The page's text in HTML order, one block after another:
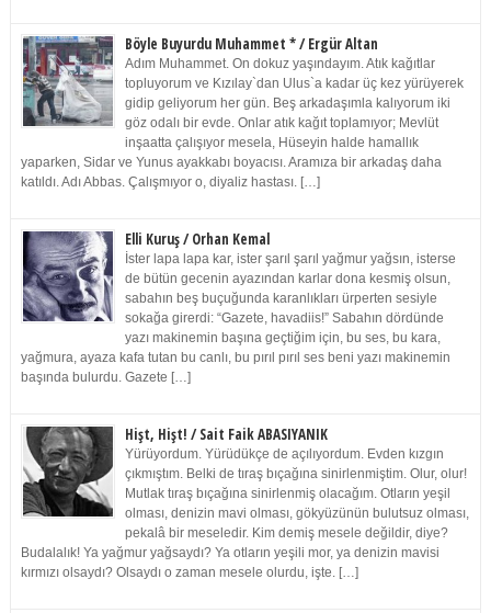
Böyle Buyurdu Muhammet * / Ergür Altan
Adım Muhammet. On dokuz yaşındayım. Atık kağıtlar
topluyorum ve Kızılay`dan Ulus`a kadar üç kez yürüyerek
gidip geliyorum her gün. Beş arkadaşımla kalıyorum iki
göz odalı bir evde. Onlar atık kağıt toplamıyor; Mevlüt
inşaatta çalışıyor mesela, Hüseyin halde hamallık
yaparken, Sidar ve Yunus ayakkabı boyacısı. Aramıza bir arkadaş daha
katıldı. Adı Abbas. Çalışmıyor o, diyaliz hastası. […]
Elli Kuruş / Orhan Kemal
İster lapa lapa kar, ister şarıl şarıl yağmur yağsın, isterse
de bütün gecenin ayazından karlar dona kesmiş olsun,
sabahın beş buçuğunda karanlıkları ürperten sesiyle
sokağa girerdi: “Gazete, havadiis!” Sabahın dördünde
yazı makinemin başına geçtiğim için, bu ses, bu kara,
yağmura, ayaza kafa tutan bu canlı, bu pırıl pırıl ses beni yazı makinemin
başında bulurdu. Gazete […]
Hişt, Hişt! / Sait Faik ABASIYANIK
Yürüyordum. Yürüdükçe de açılıyordum. Evden kızgın
çıkmıştım. Belki de tıraş bıçağına sinirlenmiştim. Olur, olur!
Mutlak tıraş bıçağına sinirlenmiş olacağım. Otların yeşil
olması, denizin mavi olması, gökyüzünün bulutsuz olması,
pekalâ bir meseledir. Kim demiş mesele değildir, diye?
Budalalık! Ya yağmur yağsaydı? Ya otların yeşili mor, ya denizin mavisi
kırmızı olsaydı? Olsaydı o zaman mesele olurdu, işte. […]